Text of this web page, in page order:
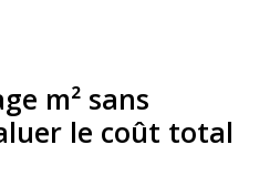
m² sans
le coût total